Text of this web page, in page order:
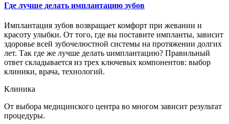
Где лучше делать имплантацию зубов
Имплантация зубов возвращает комфорт при жевании и
красоту улыбки. От того, где вы поставите импланты, зависит
здоровье всей зубочелюстной системы на протяжении долгих
лет. Так где же лучше делать uимплантацию? Правильный
ответ складывается из трех ключевых компонентов: выбор
клиники, врача, технологий.
Клиника
От выбора медицинского центра во многом зависит результат
процедуры.